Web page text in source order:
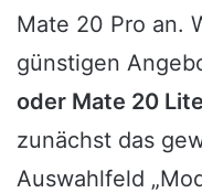
Mate 20 Pro an.
günstigen
oder Mate 20 Lite
zunächst das
Auswahlfeld